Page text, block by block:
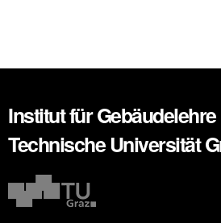
Institut für Gebäudelehre
Technische Universität